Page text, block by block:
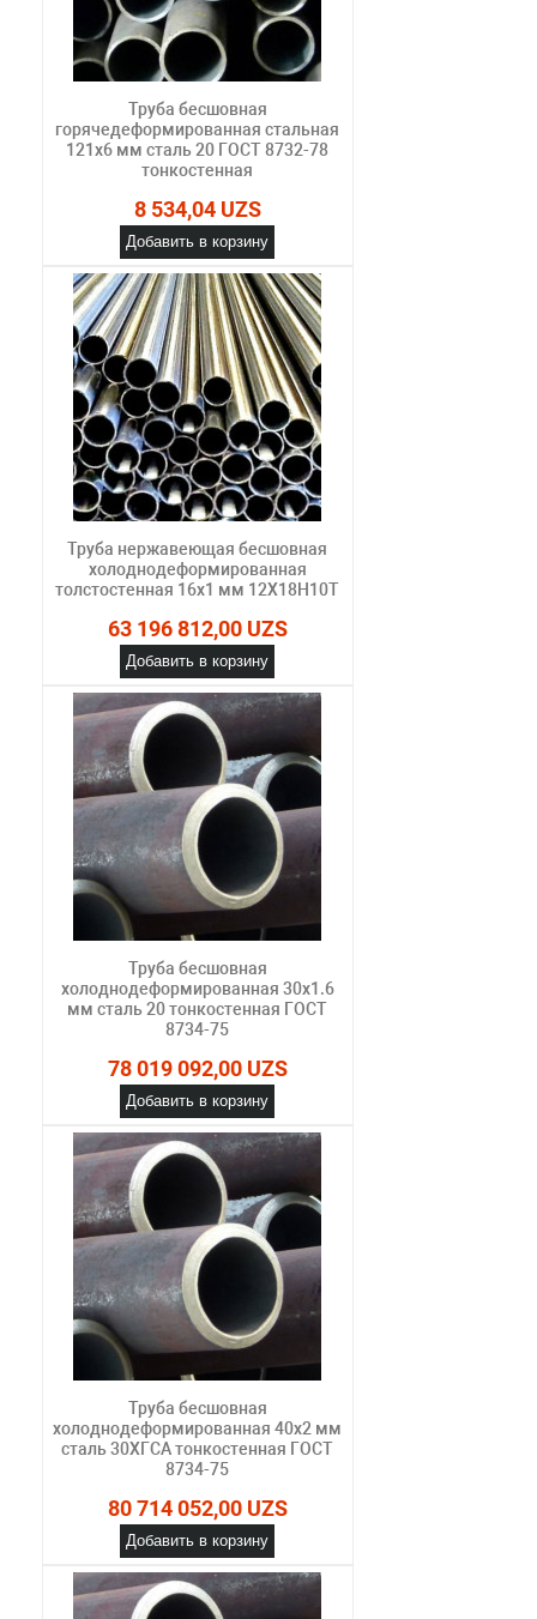
Труба бесшовная
горячедеформированная стальная
121х6 мм сталь 20 ГОСТ 8732-78
тонкостенная
8 534,04 UZS
Добавить в корзину
Труба нержавеющая бесшовная
холоднодеформированная
толстостенная 16х1 мм 12Х18Н10Т
63 196 812,00 UZS
Добавить в корзину
Труба бесшовная
холоднодеформированная 30х1.6
мм сталь 20 тонкостенная ГОСТ
8734-75
78 019 092,00 UZS
Добавить в корзину
Труба бесшовная
холоднодеформированная 40х2 мм
сталь 30ХГСА тонкостенная ГОСТ
8734-75
80 714 052,00 UZS
Добавить в корзину